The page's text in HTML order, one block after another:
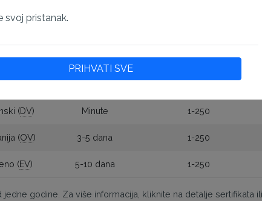
(DV) Minute 1 domena
(DV) Minute 1-250
(OV) 3-5 dana 1-250
(EV) 5-10 dana 1-250
godine. Za više informacija, kliknite na detalje sertifikata ili
svoj pristanak.
PRIHVATI SVE